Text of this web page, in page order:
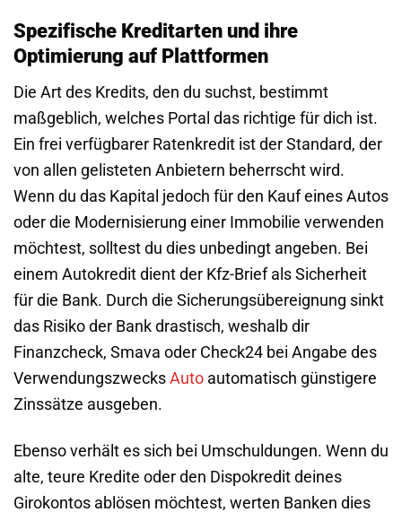
Spezifische Kreditarten und ihre
Optimierung auf Plattformen
Die Art des Kredits, den du suchst, bestimmt
maßgeblich, welches Portal das richtige für dich ist.
Ein frei verfügbarer Ratenkredit ist der Standard, der
von allen gelisteten Anbietern beherrscht wird.
Wenn du das Kapital jedoch für den Kauf eines Autos
oder die Modernisierung einer Immobilie verwenden
möchtest, solltest du dies unbedingt angeben. Bei
einem Autokredit dient der Kfz-Brief als Sicherheit
für die Bank. Durch die Sicherungsübereignung sinkt
das Risiko der Bank drastisch, weshalb dir
Finanzcheck, Smava oder Check24 bei Angabe des
VerwendungszwecksAuto automatisch günstigere
Zinssätze ausgeben.
Ebenso verhält es sich bei Umschuldungen. Wenn du
alte, teure Kredite oder den Dispokredit deines
Girokontos ablösen möchtest, werten Banken dies